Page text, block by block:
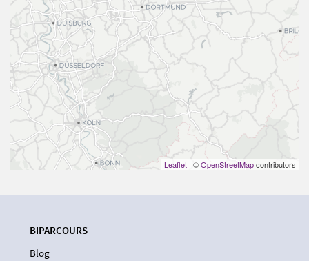
Leaflet | ©OpenStreetMapcontributors
BIPARCOURS
Blog